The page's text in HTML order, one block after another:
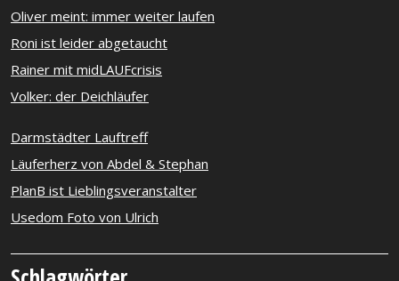
Oliver meint: immer weiter laufen
Roni ist leider abgetaucht
Rainer mit midLAUFcrisis
Volker: der Deichläufer
Darmstädter Lauftreff
Läuferherz von Abdel & Stephan
PlanB ist Lieblingsveranstalter
Usedom Foto von Ulrich